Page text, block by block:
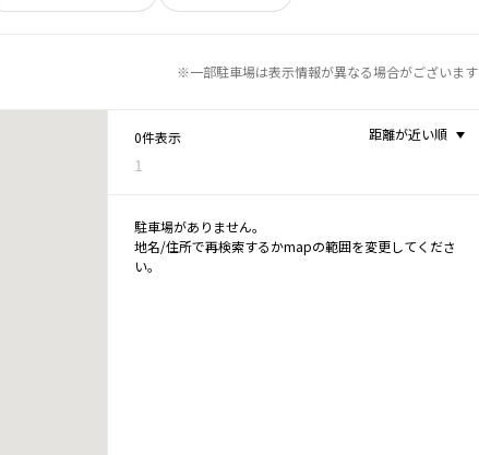
※一部駐車場は表示情報が異なる場合がございます
0件表示
1
距離が近い順
駐車場がありません。
地名/住所で再検索するかmapの範囲を変更してくださ
い。